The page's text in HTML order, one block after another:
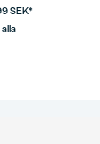
SEK*